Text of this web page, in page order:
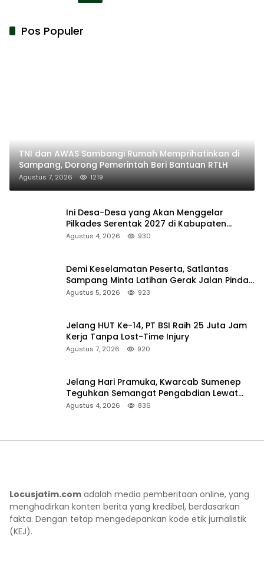
Pos Populer
TNI dan AWAS Sambangi Rumah Memprihatinkan di
Sampang, Dorong Pemerintah Beri Bantuan RTLH
Agustus 7, 2026 1219
Ini Desa-Desa yang Akan Menggelar
Pilkades Serentak 2027 di Kabupaten
Sumenep
Agustus 4, 2026 930
Demi Keselamatan Peserta, Satlantas
Sampang Minta Latihan Gerak Jalan Pindah
ke Lokasi Aman
Agustus 5, 2026 923
Jelang HUT Ke-14, PT BSI Raih 25 Juta Jam
Kerja Tanpa Lost-Time Injury
Agustus 7, 2026 920
Jelang Hari Pramuka, Kwarcab Sumenep
Teguhkan Semangat Pengabdian Lewat
Ziarah Pahlawan
Agustus 4, 2026 836
Locusjatim.com adalah media pemberitaan online, yang
menghadirkan konten berita yang kredibel, berdasarkan
fakta. Dengan tetap mengedepankan kode etik jurnalistik
(KEJ).